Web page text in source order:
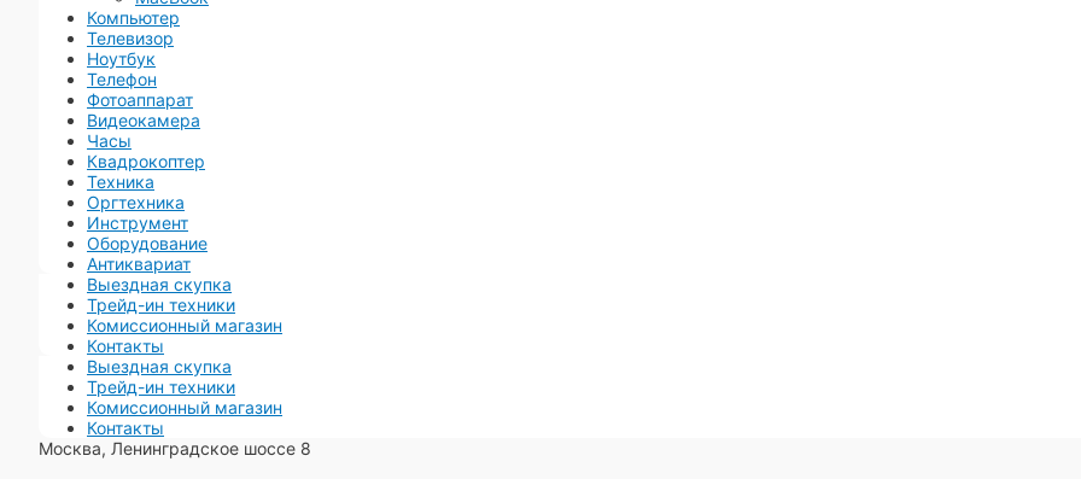
Компьютер
Телевизор
Ноутбук
Телефон
Фотоаппарат
Видеокамера
Часы
Квадрокоптер
Техника
Оргтехника
Инструмент
Оборудование
Антиквариат
Выездная скупка
Трейд-ин техники
Комиссионный магазин
Контакты
Выездная скупка
Трейд-ин техники
Комиссионный магазин
Контакты
Москва, Ленинградское шоссе 8